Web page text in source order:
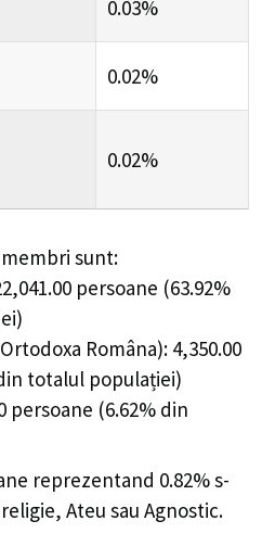
0.03%
0.02%
0.02%
sunt:
persoane (63.92%
Româna): 4,350.00
totalul populației)
persoane (6.62% din
reprezentand 0.82% s-
Ateu sau Agnostic.